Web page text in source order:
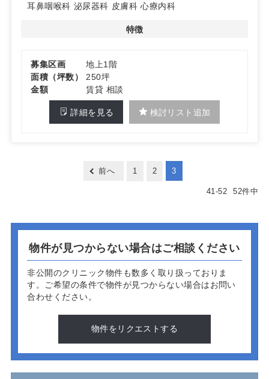
耳鼻咽喉科 泌尿器科 皮膚科 心療内科
特徴
募集区画
地上1階
面積（坪数）
250坪
金額
賃貸 相談
詳細を見る 検討リスト追加
前へ 1 2 3
41 -52 52件中
物件が見つからない場合はご相談ください
非公開のクリニック物件も数多く取り扱っておりま
す。 ご希望の条件で物件が見つからない場合はお問い
合わせください。
物件をリクエストする